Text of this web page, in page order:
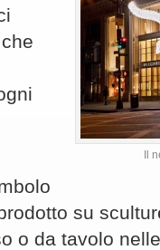
Il
su
o da tavolo